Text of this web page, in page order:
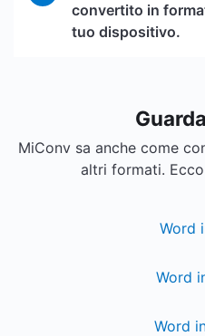
convertito in
tuo dispositivo.
MiConv sa anche come
altri formati.
Word
Word
Word